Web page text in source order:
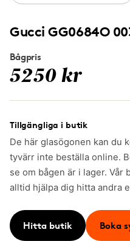
Gucci GG0684O
Bågpris
5250 kr
Tillgängliga i butik
De här glasögonen kan du
tyvärr inte beställa online.
se om bågen är i lager. Vår
alltid hjälpa dig hitta andra
Hitta butik Boka